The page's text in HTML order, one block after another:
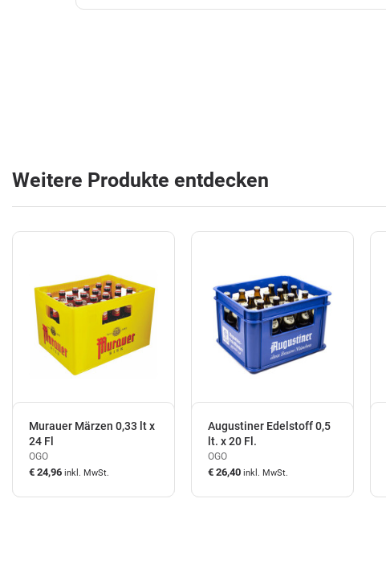
Weitere Produkte entdecken
Murauer Märzen 0,33 lt x
24 Fl
OGO
€ 24,96 inkl. MwSt.
Augustiner Edelstoff 0,5
lt. x 20 Fl.
OGO
€ 26,40 inkl. MwSt.